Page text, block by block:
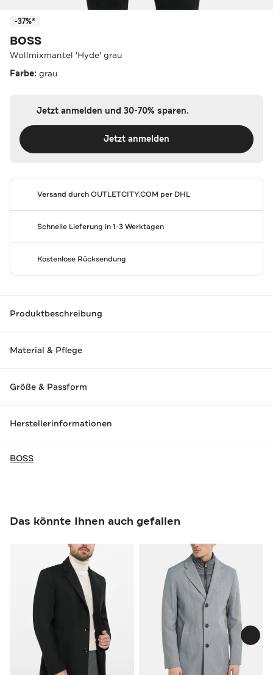
-37%*
BOSS
Wollmixmantel 'Hyde' grau
Farbe: grau
Jetzt anmelden und 30-70% sparen.
Jetzt anmelden
Versand durchOUTLETCITY.COM per DHL
Schnelle Lieferung in 1-3 Werktagen
Kostenlose Rücksendung
Produktbeschreibung
Material & Pflege
Größe & Passform
Herstellerinformationen
BOSS
Das könnte Ihnen auch gefallen